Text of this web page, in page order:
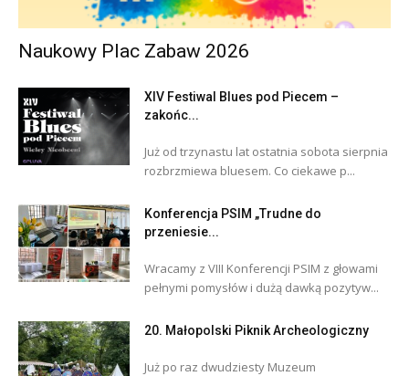
Naukowy Plac Zabaw 2026
XIV Festiwal Blues pod Piecem –
zakońc...
Już od trzynastu lat ostatnia sobota sierpnia
rozbrzmiewa bluesem. Co ciekawe p...
Konferencja PSIM „Trudne do
przeniesie...
Wracamy z VIII Konferencji PSIM z głowami
pełnymi pomysłów i dużą dawką pozytyw...
20. Małopolski Piknik Archeologiczny
Już po raz dwudziesty Muzeum